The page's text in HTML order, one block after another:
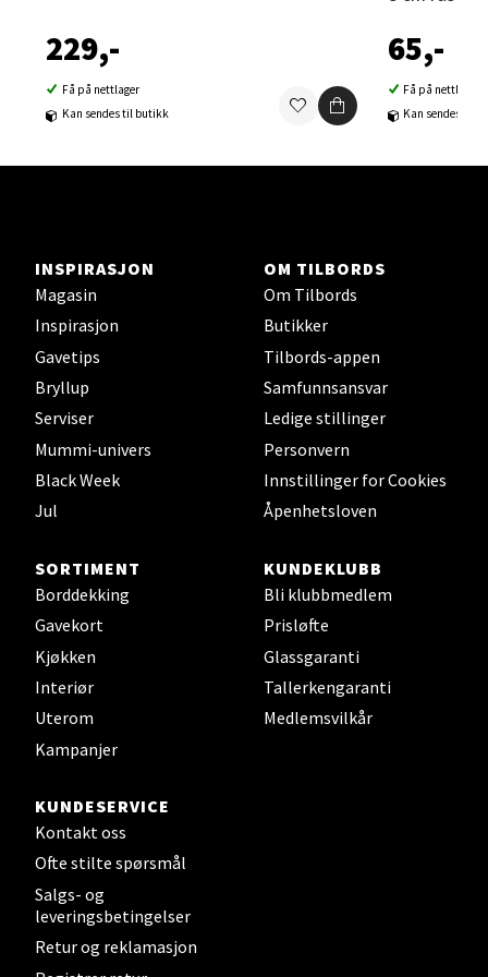
229,-
Få på nettlager
Kan sendes til butikk
65,-
Få på nettlager
Kan sendes til
INSPIRASJON
Magasin
Inspirasjon
Gavetips
Bryllup
Serviser
Mummi-univers
Black Week
Jul
OM TILBORDS
Om Tilbords
Butikker
Tilbords-appen
Samfunnsansvar
Ledige stillinger
Personvern
Innstillinger for Cookies
Åpenhetsloven
SORTIMENT
Borddekking
Gavekort
Kjøkken
Interiør
Uterom
Kampanjer
KUNDEKLUBB
Bli klubbmedlem
Prisløfte
Glassgaranti
Tallerkengaranti
Medlemsvilkår
KUNDESERVICE
Kontakt oss
Ofte stilte spørsmål
Salgs- og
leveringsbetingelser
Retur og reklamasjon
Velg
Sortland - Sortland Storsenter
Steinkjer - Thon Senter Steinkjer
Sjøfartsgata 2, 7714 Steinkjer
0 i butikk
Leirvik - Stord
Åpent i dag 10-17
0 i butikk